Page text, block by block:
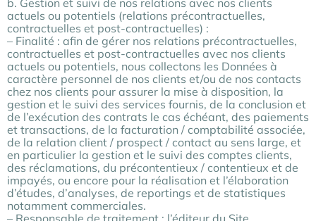
b. Gestion et suivi de nos relations avec nos clients
actuels ou potentiels (relations précontractuelles,
contractuelles et post-contractuelles) :
– Finalité : afin de gérer nos relations précontractuelles,
contractuelles et post-contractuelles avec nos clients
actuels ou potentiels, nous collectons les Données à
caractère personnel de nos clients et/ou de nos contacts
chez nos clients pour assurer la mise à disposition, la
gestion et le suivi des services fournis, de la conclusion et
de l’exécution des contrats le cas échéant, des paiements
et transactions, de la facturation / comptabilité associée,
de la relation client / prospect / contact au sens large, et
en particulier la gestion et le suivi des comptes clients,
des réclamations, du précontentieux / contentieux et de
impayés, ou encore pour la réalisation et l’élaboration
d’études, d’analyses, de reportings et de statistiques
notamment commerciales.